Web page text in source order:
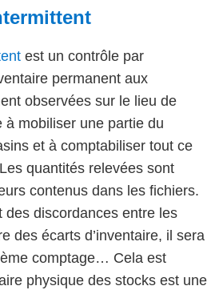
est un contrôle par
permanent aux
observées sur le lieu de
à mobiliser une partie du
et à comptabiliser tout ce
quantités relevées sont
contenus dans les fichiers.
des discordances entre les
des écarts d’inventaire, il sera
comptage… Cela est
physique des stocks est une